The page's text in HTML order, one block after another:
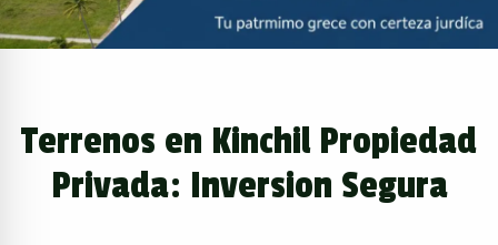
Terrenos en Kinchil Propiedad
Privada: Inversion Segura